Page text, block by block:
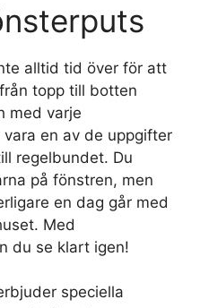
alltid tid över för att
topp till botten
med varje
vara en av de uppgifter
regelbundet. Du
på fönstren, men
en dag går med
Med
du se klart igen!
speciella